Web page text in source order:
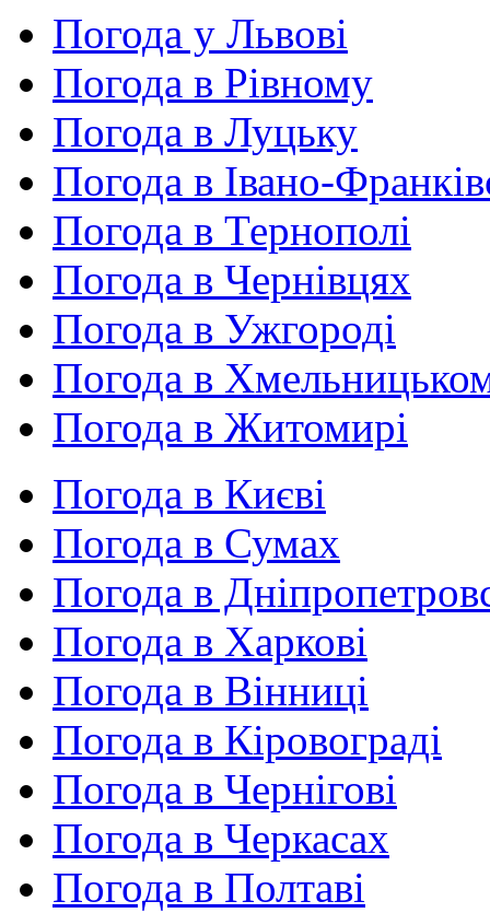
Погода у Львові
Погода в Рівному
Погода в Луцьку
Погода в Івано-
Погода в Тернополі
Погода в Чернівцях
Погода в Ужгороді
Погода в
Погода в Житомирі
Погода в Києві
Погода в Сумах
Погода в
Погода в Харкові
Погода в Вінниці
Погода в Кіровограді
Погода в Чернігові
Погода в Черкасах
Погода в Полтаві